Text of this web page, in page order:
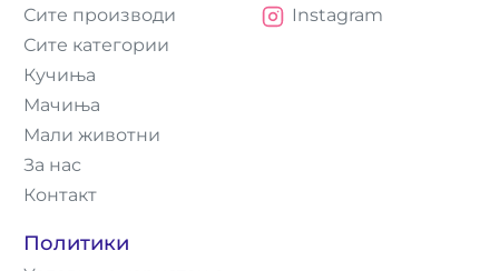
Сите производи
Сите категории
Кучиња
Мачиња
Мали животни
За нас
Контакт
Политики
Instagram